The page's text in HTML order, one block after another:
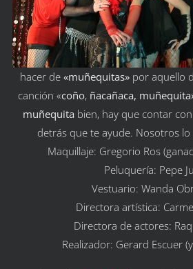
hacer de «muñequitas» por aquello
canción «coño, ñacañaca,
muñequita bien, hay que contar
detrás que te ayude. Nosotros
Maquillaje: Gregorio Ros
Peluquería: Pepe
Vestuario: Wanda
Directora artística:
Directora de actores:
Realizador: Gerard Escuer